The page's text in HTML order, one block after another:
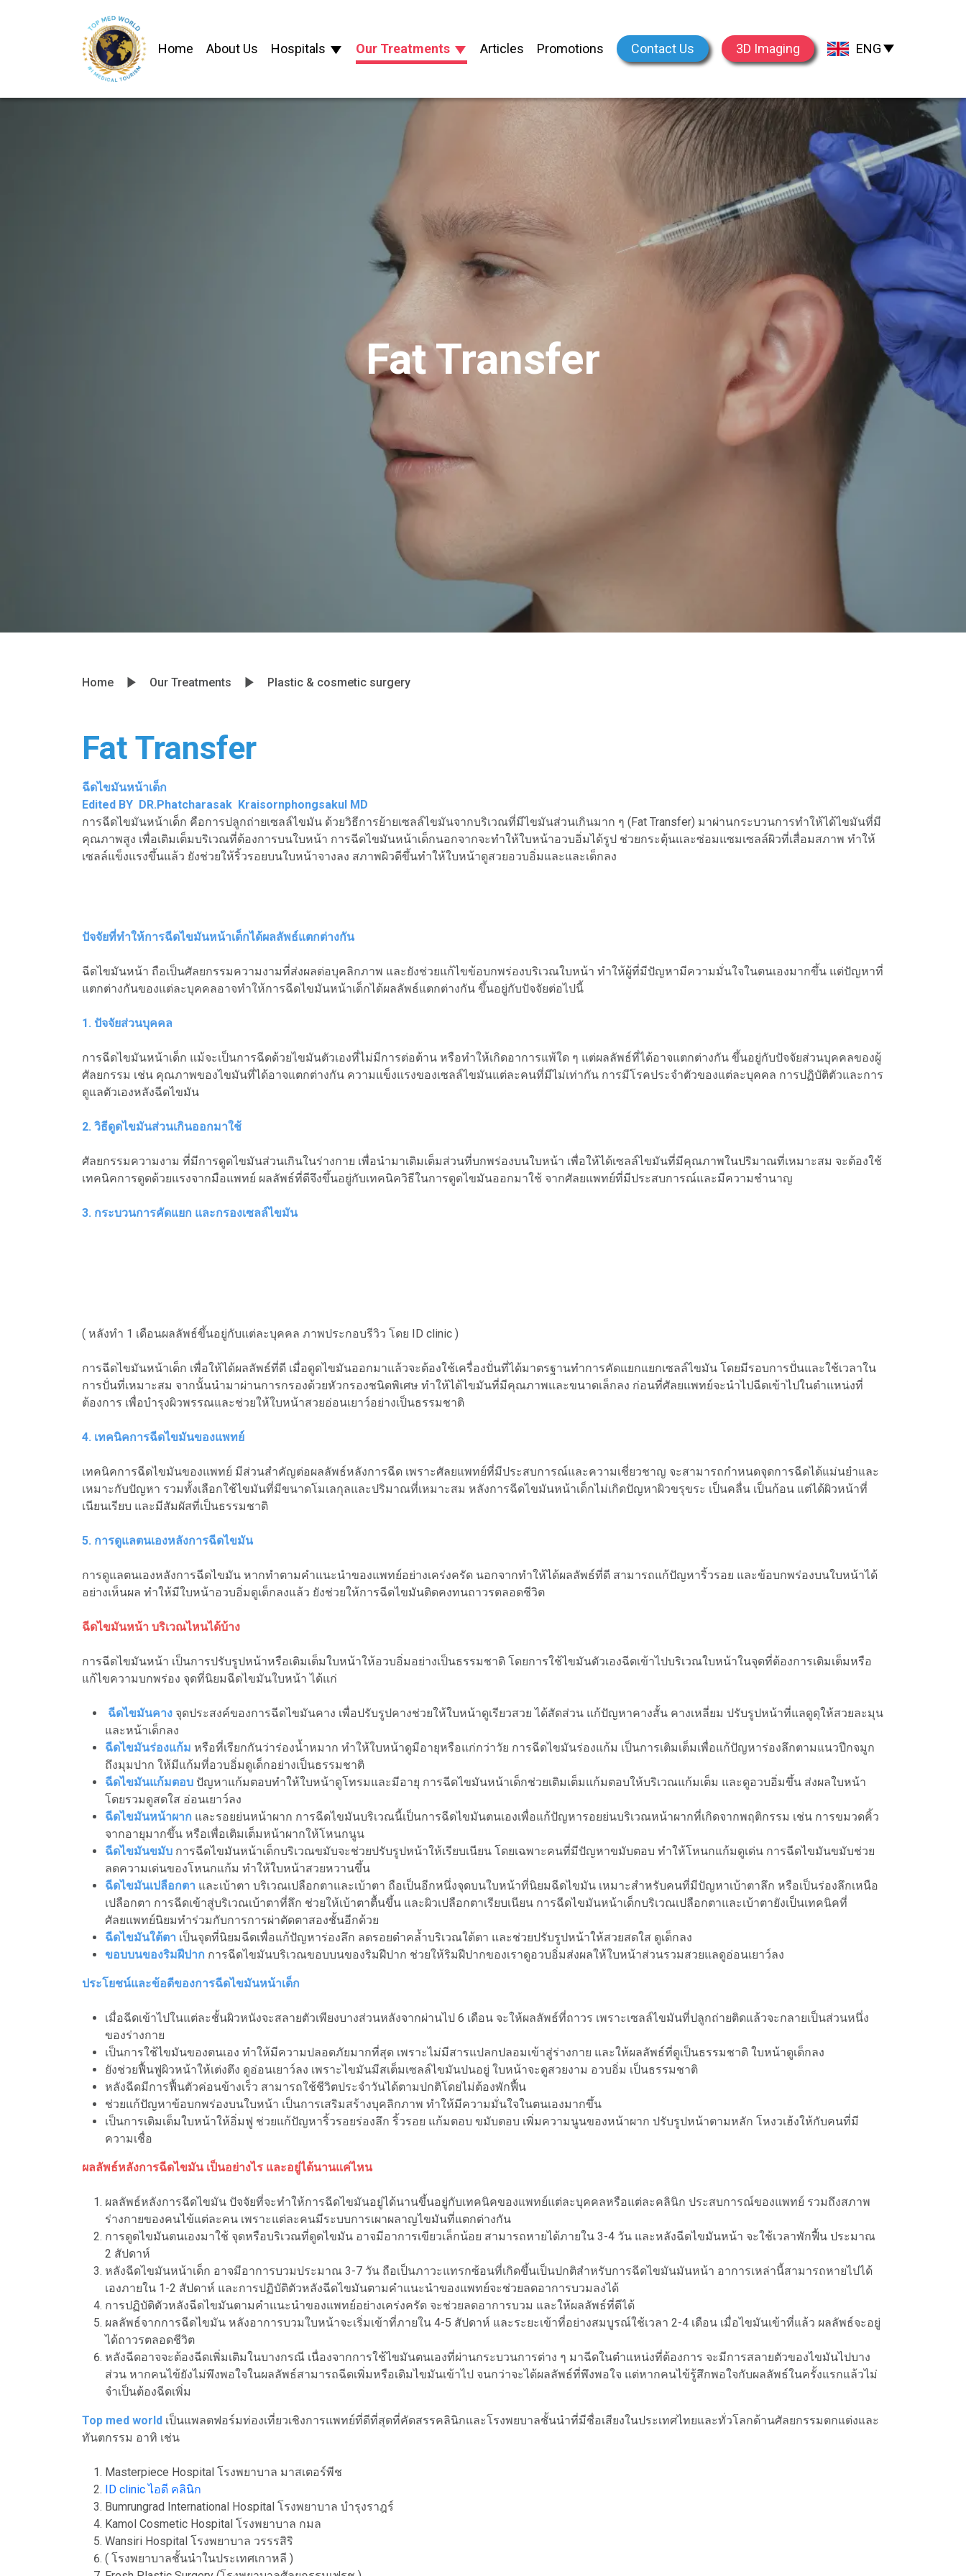
Home About Us Hospitals Our Treatments Articles Promotions Contact Us 3D Imaging ENG
Fat Transfer
Home Our Treatments Plastic & cosmetic surgery
Fat Transfer
ฉีดไขมันหน้าเด็ก
Edited BY DR.Phatcharasak Kraisornphongsakul MD
การฉีดไขมันหน้าเด็ก คือการปลูกถ่ายเซลล์ไขมัน ด้วยวิธีการย้ายเซลล์ไขมันจากบริเวณที่มีไขมันส่วนเกินมาก ๆ (Fat Transfer) มาผ่านกระบวนการทำให้ได้ไขมันที่มี
คุณภาพสูง เพื่อเติมเต็มบริเวณที่ต้องการบนใบหน้า การฉีดไขมันหน้าเด็กนอกจากจะทำให้ใบหน้าอวบอิ่มได้รูป ช่วยกระตุ้นและซ่อมแซมเซลล์ผิวที่เสื่อมสภาพ ทำให้
เซลล์แข็งแรงขึ้นแล้ว ยังช่วยให้ริ้วรอยบนใบหน้าจางลง สภาพผิวดีขึ้นทำให้ใบหน้าดูสวยอวบอิ่มและและเด็กลง
ปัจจัยที่ทำให้การฉีดไขมันหน้าเด็กได้ผลลัพธ์แตกต่างกัน
ฉีดไขมันหน้า ถือเป็นศัลยกรรมความงามที่ส่งผลต่อบุคลิกภาพ และยังช่วยแก้ไขข้อบกพร่องบริเวณใบหน้า ทำให้ผู้ที่มีปัญหามีความมั่นใจในตนเองมากขึ้น แต่ปัญหาที่
แตกต่างกันของแต่ละบุคคลอาจทำให้การฉีดไขมันหน้าเด็กได้ผลลัพธ์แตกต่างกัน ขึ้นอยู่กับปัจจัยต่อไปนี้
1. ปัจจัยส่วนบุคคล
การฉีดไขมันหน้าเด็ก แม้จะเป็นการฉีดด้วยไขมันตัวเองที่ไม่มีการต่อต้าน หรือทำให้เกิดอาการแพ้ใด ๆ แต่ผลลัพธ์ที่ได้อาจแตกต่างกัน ขึ้นอยู่กับปัจจัยส่วนบุคคลของผู้
ศัลยกรรม เช่น คุณภาพของไขมันที่ได้อาจแตกต่างกัน ความแข็งแรงของเซลล์ไขมันแต่ละคนที่มีไม่เท่ากัน การมีโรคประจำตัวของแต่ละบุคคล การปฏิบัติตัวและการ
ดูแลตัวเองหลังฉีดไขมัน
2. วิธีดูดไขมันส่วนเกินออกมาใช้
ศัลยกรรมความงาม ที่มีการดูดไขมันส่วนเกินในร่างกาย เพื่อนำมาเติมเต็มส่วนที่บกพร่องบนใบหน้า เพื่อให้ได้เซลล์ไขมันที่มีคุณภาพในปริมาณที่เหมาะสม จะต้องใช้
เทคนิคการดูดด้วยแรงจากมือแพทย์ ผลลัพธ์ที่ดีจึงขึ้นอยู่กับเทคนิควิธีในการดูดไขมันออกมาใช้ จากศัลยแพทย์ที่มีประสบการณ์และมีความชำนาญ
3. กระบวนการคัดแยก และกรองเซลล์ไขมัน
( หลังทำ 1 เดือนผลลัพธ์ขึ้นอยู่กับแต่ละบุคคล ภาพประกอบรีวิว โดย ID clinic )
การฉีดไขมันหน้าเด็ก เพื่อให้ได้ผลลัพธ์ที่ดี เมื่อดูดไขมันออกมาแล้วจะต้องใช้เครื่องปั่นที่ได้มาตรฐานทำการคัดแยกแยกเซลล์ไขมัน โดยมีรอบการปั่นและใช้เวลาใน
การปั่นที่เหมาะสม จากนั้นนำมาผ่านการกรองด้วยหัวกรองชนิดพิเศษ ทำให้ได้ไขมันที่มีคุณภาพและขนาดเล็กลง ก่อนที่ศัลยแพทย์จะนำไปฉีดเข้าไปในตำแหน่งที่
ต้องการ เพื่อบำรุงผิวพรรณและช่วยให้ใบหน้าสวยอ่อนเยาว์อย่างเป็นธรรมชาติ
4. เทคนิคการฉีดไขมันของแพทย์
เทคนิคการฉีดไขมันของแพทย์ มีส่วนสำคัญต่อผลลัพธ์หลังการฉีด เพราะศัลยแพทย์ที่มีประสบการณ์และความเชี่ยวชาญ จะสามารถกำหนดจุดการฉีดได้แม่นยำและ
เหมาะกับปัญหา รวมทั้งเลือกใช้ไขมันที่มีขนาดโมเลกุลและปริมาณที่เหมาะสม หลังการฉีดไขมันหน้าเด็กไม่เกิดปัญหาผิวขรุขระ เป็นคลื่น เป็นก้อน แต่ได้ผิวหน้าที่
เนียนเรียบ และมีสัมผัสที่เป็นธรรมชาติ
5. การดูแลตนเองหลังการฉีดไขมัน
การดูแลตนเองหลังการฉีดไขมัน หากทำตามคำแนะนำของแพทย์อย่างเคร่งครัด นอกจากทำให้ได้ผลลัพธ์ที่ดี สามารถแก้ปัญหาริ้วรอย และข้อบกพร่องบนใบหน้าได้
อย่างเห็นผล ทำให้มีใบหน้าอวบอิ่มดูเด็กลงแล้ว ยังช่วยให้การฉีดไขมันติดคงทนถาวรตลอดชีวิต
ฉีดไขมันหน้า บริเวณไหนได้บ้าง
การฉีดไขมันหน้า เป็นการปรับรูปหน้าหรือเติมเต็มใบหน้าให้อวบอิ่มอย่างเป็นธรรมชาติ โดยการใช้ไขมันตัวเองฉีดเข้าไปบริเวณใบหน้าในจุดที่ต้องการเติมเต็มหรือ
แก้ไขความบกพร่อง จุดที่นิยมฉีดไขมันใบหน้า ได้แก่
ฉีดไขมันคาง จุดประสงค์ของการฉีดไขมันคาง เพื่อปรับรูปคางช่วยให้ใบหน้าดูเรียวสวย ได้สัดส่วน แก้ปัญหาคางสั้น คางเหลี่ยม ปรับรูปหน้าที่แลดูดุให้สวยละมุน
และหน้าเด็กลง
ฉีดไขมันร่องแก้ม หรือที่เรียกกันว่าร่องน้ำหมาก ทำให้ใบหน้าดูมีอายุหรือแก่กว่าวัย การฉีดไขมันร่องแก้ม เป็นการเติมเต็มเพื่อแก้ปัญหาร่องลึกตามแนวปีกจมูก
ถึงมุมปาก ให้มีแก้มที่อวบอิ่มดูเด็กอย่างเป็นธรรมชาติ
ฉีดไขมันแก้มตอบ ปัญหาแก้มตอบทำให้ใบหน้าดูโทรมและมีอายุ การฉีดไขมันหน้าเด็กช่วยเติมเต็มแก้มตอบให้บริเวณแก้มเต็ม และดูอวบอิ่มขึ้น ส่งผลใบหน้า
โดยรวมดูสดใส อ่อนเยาว์ลง
ฉีดไขมันหน้าผาก และรอยย่นหน้าผาก การฉีดไขมันบริเวณนี้เป็นการฉีดไขมันตนเองเพื่อแก้ปัญหารอยย่นบริเวณหน้าผากที่เกิดจากพฤติกรรม เช่น การขมวดคิ้ว
จากอายุมากขึ้น หรือเพื่อเติมเต็มหน้าผากให้โหนกนูน
ฉีดไขมันขมับ การฉีดไขมันหน้าเด็กบริเวณขมับจะช่วยปรับรูปหน้าให้เรียบเนียน โดยเฉพาะคนที่มีปัญหาขมับตอบ ทำให้โหนกแก้มดูเด่น การฉีดไขมันขมับช่วย
ลดความเด่นของโหนกแก้ม ทำให้ใบหน้าสวยหวานขึ้น
ฉีดไขมันเปลือกตา และเบ้าตา บริเวณเปลือกตาและเบ้าตา ถือเป็นอีกหนึ่งจุดบนใบหน้าที่นิยมฉีดไขมัน เหมาะสำหรับคนที่มีปัญหาเบ้าตาลึก หรือเป็นร่องลึกเหนือ
เปลือกตา การฉีดเข้าสู่บริเวณเบ้าตาที่ลึก ช่วยให้เบ้าตาตื้นขึ้น และผิวเปลือกตาเรียบเนียน การฉีดไขมันหน้าเด็กบริเวณเปลือกตาและเบ้าตายังเป็นเทคนิคที่
ศัลยแพทย์นิยมทำร่วมกับการการผ่าตัดตาสองชั้นอีกด้วย
ฉีดไขมันใต้ตา เป็นจุดที่นิยมฉีดเพื่อแก้ปัญหาร่องลึก ลดรอยดำคล้ำบริเวณใต้ตา และช่วยปรับรูปหน้าให้สวยสดใส ดูเด็กลง
ขอบบนของริมฝีปาก การฉีดไขมันบริเวณขอบบนของริมฝีปาก ช่วยให้ริมฝีปากของเราดูอวบอิ่มส่งผลให้ใบหน้าส่วนรวมสวยแลดูอ่อนเยาว์ลง
ประโยชน์และข้อดีของการฉีดไขมันหน้าเด็ก
เมื่อฉีดเข้าไปในแต่ละชั้นผิวหนังจะสลายตัวเพียงบางส่วนหลังจากผ่านไป 6 เดือน จะให้ผลลัพธ์ที่ถาวร เพราะเซลล์ไขมันที่ปลูกถ่ายติดแล้วจะกลายเป็นส่วนหนึ่ง
ของร่างกาย
เป็นการใช้ไขมันของตนเอง ทำให้มีความปลอดภัยมากที่สุด เพราะไม่มีสารแปลกปลอมเข้าสู่ร่างกาย และให้ผลลัพธ์ที่ดูเป็นธรรมชาติ ใบหน้าดูเด็กลง
ยังช่วยฟื้นฟูผิวหน้าให้เต่งตึง ดูอ่อนเยาว์ลง เพราะไขมันมีสเต็มเซลล์ไขมันปนอยู่ ใบหน้าจะดูสวยงาม อวบอิ่ม เป็นธรรมชาติ
หลังฉีดมีการฟื้นตัวค่อนข้างเร็ว สามารถใช้ชีวิตประจำวันได้ตามปกติโดยไม่ต้องพักฟื้น
ช่วยแก้ปัญหาข้อบกพร่องบนใบหน้า เป็นการเสริมสร้างบุคลิกภาพ ทำให้มีความมั่นใจในตนเองมากขึ้น
เป็นการเติมเต็มใบหน้าให้อิ่มฟู ช่วยแก้ปัญหาริ้วรอยร่องลึก ริ้วรอย แก้มตอบ ขมับตอบ เพิ่มความนูนของหน้าผาก ปรับรูปหน้าตามหลัก โหงวเฮ้งให้กับคนที่มี
ความเชื่อ
ผลลัพธ์หลังการฉีดไขมัน เป็นอย่างไร และอยู่ได้นานแค่ไหน
ผลลัพธ์หลังการฉีดไขมัน ปัจจัยที่จะทำให้การฉีดไขมันอยู่ได้นานขึ้นอยู่กับเทคนิคของแพทย์แต่ละบุคคลหรือแต่ละคลินิก ประสบการณ์ของแพทย์ รวมถึงสภาพ
ร่างกายของคนไข้แต่ละคน เพราะแต่ละคนมีระบบการเผาผลาญไขมันที่แตกต่างกัน
การดูดไขมันตนเองมาใช้ จุดหรือบริเวณที่ดูดไขมัน อาจมีอาการเขียวเล็กน้อย สามารถหายได้ภายใน 3-4 วัน และหลังฉีดไขมันหน้า จะใช้เวลาพักฟื้น ประมาณ
2 สัปดาห์
หลังฉีดไขมันหน้าเด็ก อาจมีอาการบวมประมาณ 3-7 วัน ถือเป็นภาวะแทรกซ้อนที่เกิดขึ้นเป็นปกติสำหรับการฉีดไขมันมันหน้า อาการเหล่านี้สามารถหายไปได้
เองภายใน 1-2 สัปดาห์ และการปฏิบัติตัวหลังฉีดไขมันตามคำแนะนำของแพทย์จะช่วยลดอาการบวมลงได้
การปฏิบัติตัวหลังฉีดไขมันตามคำแนะนำของแพทย์อย่างเคร่งครัด จะช่วยลดอาการบวม และให้ผลลัพธ์ที่ดีได้
ผลลัพธ์จากการฉีดไขมัน หลังอาการบวมใบหน้าจะเริ่มเข้าที่ภายใน 4-5 สัปดาห์ และระยะเข้าที่อย่างสมบูรณ์ใช้เวลา 2-4 เดือน เมื่อไขมันเข้าที่แล้ว ผลลัพธ์จะอยู่
ได้ถาวรตลอดชีวิต
หลังฉีดอาจจะต้องฉีดเพิ่มเติมในบางกรณี เนื่องจากการใช้ไขมันตนเองที่ผ่านกระบวนการต่าง ๆ มาฉีดในตำแหน่งที่ต้องการ จะมีการสลายตัวของไขมันไปบาง
ส่วน หากคนไข้ยังไม่พึงพอใจในผลลัพธ์สามารถฉีดเพิ่มหรือเติมไขมันเข้าไป จนกว่าจะได้ผลลัพธ์ที่พึงพอใจ แต่หากคนไข้รู้สึกพอใจกับผลลัพธ์ในครั้งแรกแล้วไม่
จำเป็นต้องฉีดเพิ่ม
Top med world เป็นแพลตฟอร์มท่องเที่ยวเชิงการแพทย์ที่ดีที่สุดที่คัดสรรคลินิกและโรงพยบาลชั้นนำที่มีชื่อเสียงในประเทศไทยและทั่วโลกด้านศัลยกรรมตกแต่งและ
ทันตกรรม อาทิ เช่น
Masterpiece Hospital โรงพยาบาล มาสเตอร์พีช
ID clinic ไอดี คลินิก
Bumrungrad International Hospital โรงพยาบาล บำรุงราฎร์
Kamol Cosmetic Hospital โรงพยาบาล กมล
Wansiri Hospital โรงพยาบาล วรรรสิริ
( โรงพยาบาลชั้นนำในประเทศเกาหลี )